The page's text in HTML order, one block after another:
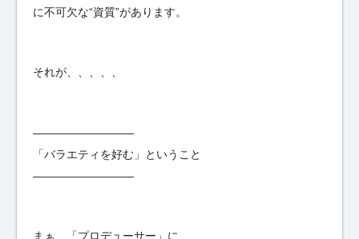
に不可欠な“資質”があります。
それが、、、、、
—————————
「バラエティを好む」ということ
—————————
まぁ、「プロデューサー」に